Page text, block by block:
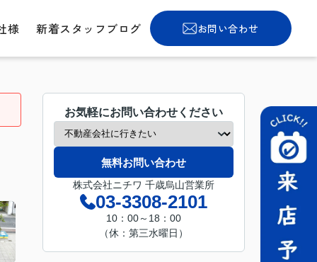
様 新着スタッフブログ お問い合わせ
お気軽にお問い合わせください
無料お問い合わせ
株式会社ニチワ 千歳烏山営業所
03-3308-2101
10：00～18：00
（休：第三水曜日）